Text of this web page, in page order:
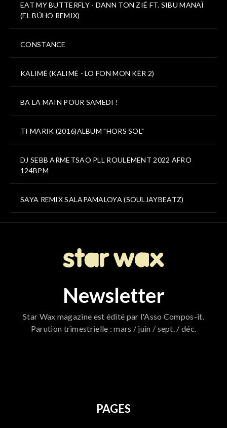
EAT MY BUTTERFLY - DANN TON ZIÉ FT. SIBU MANAÏ
(EL BÚHO REMIX)
CONSTANCE
KALIMÉ (KALIMÉ - LO FON MON KÈR 2)
BA LA MAIN POUR SAMEDI !
TI MARIK (2016)ALBUM "HORS SOL"
DJ SEBB ARMETSAO PLL ROULEMENT 2022 AFRO
124BPM
SAYA REMIX SALAPAMALOYA (SOULJAYBEATZ)
Newsletter
Star Wax magazine est édité par l'Asso Compos-it.
Parution trimestrielle : mars / juin / sept. / déc.
PAGES